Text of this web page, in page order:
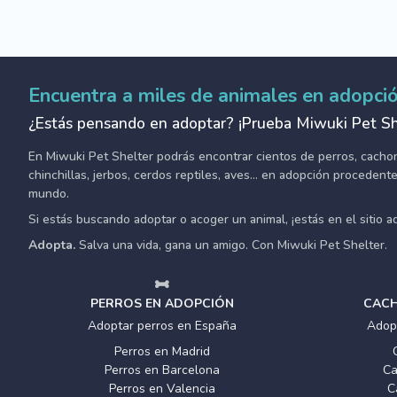
Encuentra a miles de animales en
¿Estás pensando en adoptar? ¡Prueba Miwuki Pet
En Miwuki Pet Shelter podrás encontrar cientos de perros,
chinchillas, jerbos, cerdos reptiles, aves... en adopción
mundo.
Si estás buscando adoptar o acoger un animal, ¡estás en el sitio
Adopta. Salva una vida, gana un amigo. Con Miwuki Pet Shelter.
PERROS EN ADOPCIÓN
Adoptar perros en España
Perros en Madrid
Perros en Barcelona
Perros en Valencia